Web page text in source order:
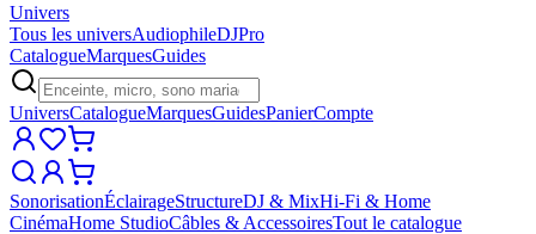
Univers
Tous les universAudiophileDJPro
CatalogueMarquesGuides
UniversCatalogueMarquesGuidesPanierCompte
SonorisationÉclairageStructureDJ & MixHi-Fi & Home
CinémaHome StudioCâbles & AccessoiresTout le catalogue